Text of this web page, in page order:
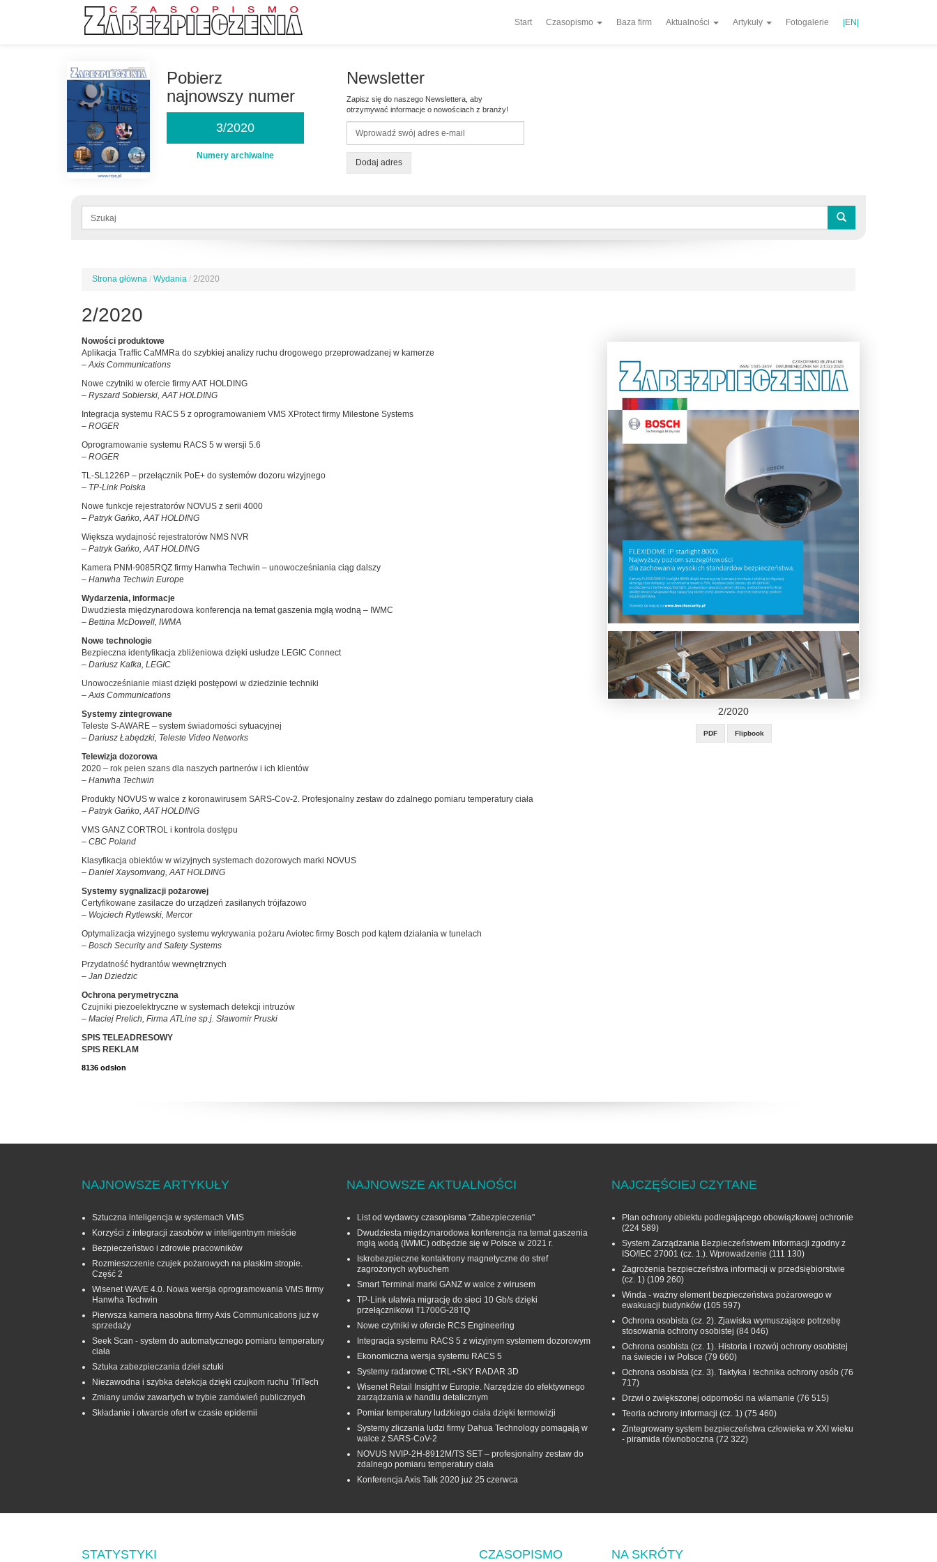
Start Czasopismo Baza firm Aktualności Artykuły Fotogalerie |EN|
Pobierz
najnowszy numer
3/2020
Numery archiwalne
Newsletter
Zapisz się do naszego Newslettera, aby
otrzymywać informacje o nowościach z branży!
Dodaj adres
Formularz
Jesteś
Strona główna / Wydania / 2/2020
2/2020
Nowości produktowe
Aplikacja Traffic CaMMRa do szybkiej analizy ruchu drogowego przeprowadzanej w kamerze
– Axis Communications
Nowe czytniki w ofercie firmy AAT HOLDING
– Ryszard Sobierski, AAT HOLDING
Integracja systemu RACS 5 z oprogramowaniem VMS XProtect firmy Milestone Systems
– ROGER
Oprogramowanie systemu RACS 5 w wersji 5.6
– ROGER
TL-SL1226P – przełącznik PoE+ do systemów dozoru wizyjnego
– TP-Link Polska
Nowe funkcje rejestratorów NOVUS z serii 4000
– Patryk Gańko, AAT HOLDING
Większa wydajność rejestratorów NMS NVR
– Patryk Gańko, AAT HOLDING
Kamera PNM-9085RQZ firmy Hanwha Techwin – unowocześniania ciąg dalszy
– Hanwha Techwin Europe
Wydarzenia, informacje
Dwudziesta międzynarodowa konferencja na temat gaszenia mgłą wodną – IWMC
– Bettina McDowell, IWMA
Nowe technologie
Bezpieczna identyfikacja zbliżeniowa dzięki usłudze LEGIC Connect
– Dariusz Kafka, LEGIC
Unowocześnianie miast dzięki postępowi w dziedzinie techniki
– Axis Communications
Systemy zintegrowane
Teleste S-AWARE – system świadomości sytuacyjnej
– Dariusz Łabędzki, Teleste Video Networks
Telewizja dozorowa
2020 – rok pełen szans dla naszych partnerów i ich klientów
– Hanwha Techwin
Produkty NOVUS w walce z koronawirusem SARS-Cov-2. Profesjonalny zestaw do zdalnego pomiaru temperatury ciała
– Patryk Gańko, AAT HOLDING
VMS GANZ CORTROL i kontrola dostępu
– CBC Poland
Klasyfikacja obiektów w wizyjnych systemach dozorowych marki NOVUS
– Daniel Xaysomvang, AAT HOLDING
Systemy sygnalizacji pożarowej
Certyfikowane zasilacze do urządzeń zasilanych trójfazowo
– Wojciech Rytlewski, Mercor
Optymalizacja wizyjnego systemu wykrywania pożaru Aviotec firmy Bosch pod kątem działania w tunelach
– Bosch Security and Safety Systems
Przydatność hydrantów wewnętrznych
– Jan Dziedzic
Ochrona perymetryczna
Czujniki piezoelektryczne w systemach detekcji intruzów
– Maciej Prelich, Firma ATLine sp.j. Sławomir Pruski
SPIS TELEADRESOWY
SPIS REKLAM
2/2020
PDF Flipbook
8136 odsłon
NAJNOWSZE ARTYKUŁY
Sztuczna inteligencja w systemach VMS
Korzyści z integracji zasobów w inteligentnym mieście
Bezpieczeństwo i zdrowie pracowników
Rozmieszczenie czujek pożarowych na płaskim stropie.
Część 2
Wisenet WAVE 4.0. Nowa wersja oprogramowania VMS firmy
Hanwha Techwin
Pierwsza kamera nasobna firmy Axis Communications już w
sprzedaży
Seek Scan - system do automatycznego pomiaru temperatury
ciała
Sztuka zabezpieczania dzieł sztuki
Niezawodna i szybka detekcja dzięki czujkom ruchu TriTech
Zmiany umów zawartych w trybie zamówień publicznych
Składanie i otwarcie ofert w czasie epidemii
NAJNOWSZE AKTUALNOŚCI
List od wydawcy czasopisma "Zabezpieczenia"
Dwudziesta międzynarodowa konferencja na temat gaszenia
mgłą wodą (IWMC) odbędzie się w Polsce w 2021 r.
Iskrobezpieczne kontaktrony magnetyczne do stref
zagrożonych wybuchem
Smart Terminal marki GANZ w walce z wirusem
TP-Link ułatwia migrację do sieci 10 Gb/s dzięki
przełącznikowi T1700G‑28TQ
Nowe czytniki w ofercie RCS Engineering
Integracja systemu RACS 5 z wizyjnym systemem dozorowym
Ekonomiczna wersja systemu RACS 5
Systemy radarowe CTRL+SKY RADAR 3D
Wisenet Retail Insight w Europie. Narzędzie do efektywnego
zarządzania w handlu detalicznym
Pomiar temperatury ludzkiego ciała dzięki termowizji
Systemy zliczania ludzi firmy Dahua Technology pomagają w
walce z SARS-CoV-2
NOVUS NVIP-2H-8912M/TS SET – profesjonalny zestaw do
zdalnego pomiaru temperatury ciała
Konferencja Axis Talk 2020 już 25 czerwca
NAJCZĘŚCIEJ CZYTANE
Plan ochrony obiektu podlegającego obowiązkowej ochronie
(224 589)
System Zarządzania Bezpieczeństwem Informacji zgodny z
ISO/IEC 27001 (cz. 1.). Wprowadzenie (111 130)
Zagrożenia bezpieczeństwa informacji w przedsiębiorstwie
(cz. 1) (109 260)
Winda - ważny element bezpieczeństwa pożarowego w
ewakuacji budynków (105 597)
Ochrona osobista (cz. 2). Zjawiska wymuszające potrzebę
stosowania ochrony osobistej (84 046)
Ochrona osobista (cz. 1). Historia i rozwój ochrony osobistej
na świecie i w Polsce (79 660)
Ochrona osobista (cz. 3). Taktyka i technika ochrony osób (76
717)
Drzwi o zwiększonej odporności na włamanie (76 515)
Teoria ochrony informacji (cz. 1) (75 460)
Zintegrowany system bezpieczeństwa człowieka w XXI wieku
- piramida równoboczna (72 322)
STATYSTYKI CZASOPISMO NA SKRÓTY